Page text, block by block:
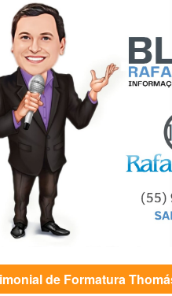
de Formatura